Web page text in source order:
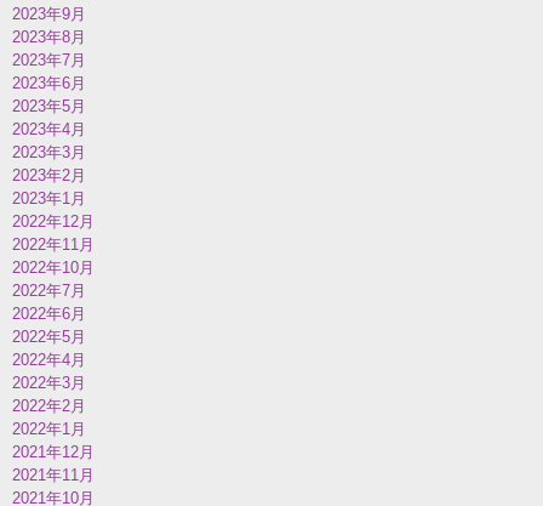
2023年9月
2023年8月
2023年7月
2023年6月
2023年5月
2023年4月
2023年3月
2023年2月
2023年1月
2022年12月
2022年11月
2022年10月
2022年7月
2022年6月
2022年5月
2022年4月
2022年3月
2022年2月
2022年1月
2021年12月
2021年11月
2021年10月